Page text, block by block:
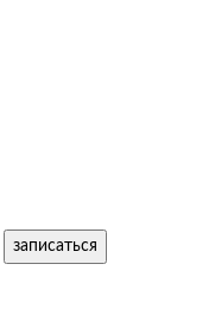
записаться